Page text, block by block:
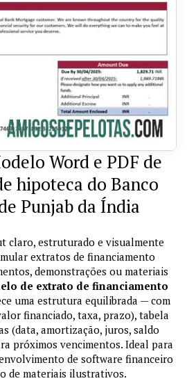
Word e PDF de
hipoteca do Banco
Punjab da Índia
claro, estruturado e visualmente
extratos de financiamento
demonstrações ou materiais
de extrato de financiamento
uma estrutura equilibrada — com
financiado, taxa, prazo), tabela
(data, amortização, juros, saldo
próximos vencimentos. Ideal para
de software financeiro
de materiais ilustrativos.